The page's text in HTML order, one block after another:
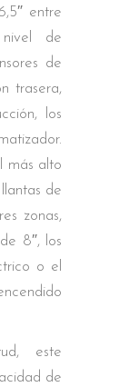
entre
de
de
trasera,
los
más alto
de
zonas,
8″, los
o el
este
de